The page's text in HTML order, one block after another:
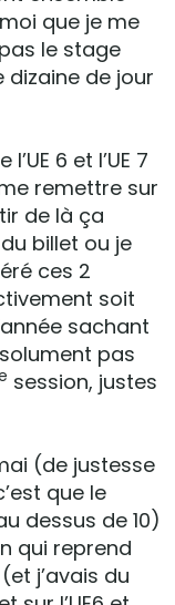
que je me
le stage
dizaine de jour
6 et l’UE 7
remettre sur
de là ça
billet ou je
ces 2
soit
sachant
pas
session, justes
(de justesse
que le
dessus de 10)
qui reprend
j’avais du